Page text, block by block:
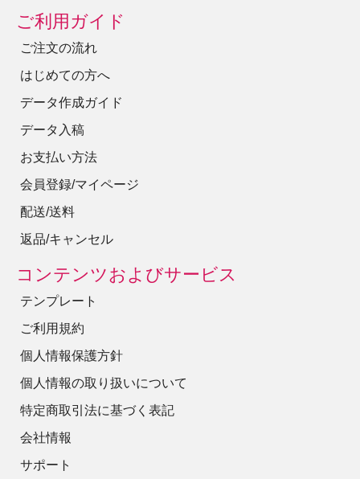
ご利用ガイド
ご注文の流れ
はじめての方へ
データ作成ガイド
データ入稿
お支払い方法
会員登録/マイページ
配送/送料
返品/キャンセル
コンテンツおよびサービス
テンプレート
ご利用規約
個人情報保護方針
個人情報の取り扱いについて
特定商取引法に基づく表記
会社情報
サポート